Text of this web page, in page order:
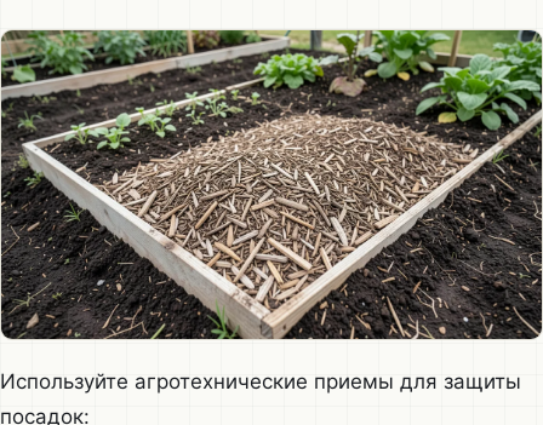
Используйте агротехнические приемы для защиты
посадок: